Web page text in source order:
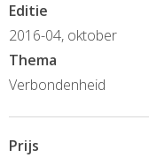
Editie
2016-04, oktober
Thema
Verbondenheid
Prijs